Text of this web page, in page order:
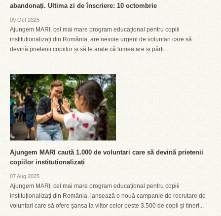
abandonați. Ultima zi de înscriere: 10 octombrie
09 Oct 2025
Ajungem MARI, cel mai mare program educațional pentru copiii
instituționalizați din România, are nevoie urgent de voluntari care să
devină prietenii copiilor și să le arate că lumea are și părți...
Ajungem MARI caută 1.000 de voluntari care să devină prietenii
copiilor instituționalizați
07 Aug 2025
Ajungem MARI, cel mai mare program educațional pentru copiii
instituționalizați din România, lansează o nouă campanie de recrutare de
voluntari care să ofere șansa la viitor celor peste 3.500 de copii și tineri...